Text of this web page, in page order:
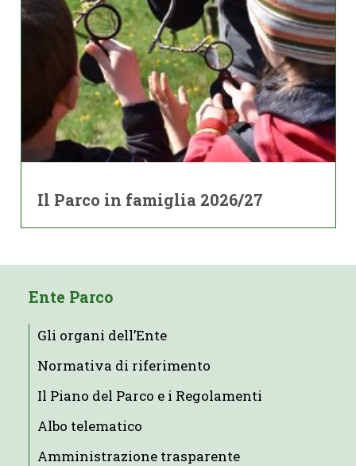
Il Parco in famiglia 2026/27
Ente Parco
Gli organi dell’Ente
Normativa di riferimento
Il Piano del Parco e i Regolamenti
Albo telematico
Amministrazione trasparente